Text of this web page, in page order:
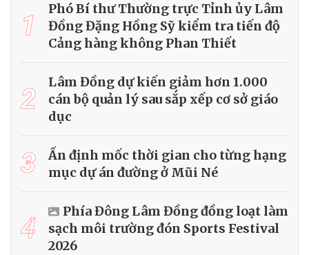
1
Phó Bí thư Thường trực Tỉnh ủy Lâm
Đồng Đặng Hồng Sỹ kiểm tra tiến độ
Cảng hàng không Phan Thiết
2
Lâm Đồng dự kiến giảm hơn 1.000
cán bộ quản lý sau sắp xếp cơ sở giáo
dục
3
Ấn định mốc thời gian cho từng hạng
mục dự án đường ở Mũi Né
4
Phía Đông Lâm Đồng đồng loạt làm
sạch môi trường đón Sports Festival
2026